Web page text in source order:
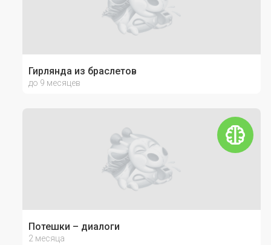
Гирлянда из браслетов
до 9 месяцев
Потешки – диалоги
2 месяца